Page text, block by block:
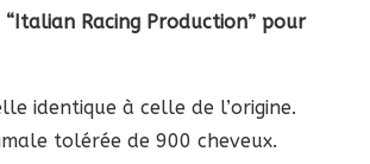
“Italian Racing Production” pour
identique à celle de l’origine.
tolérée de 900 cheveux.